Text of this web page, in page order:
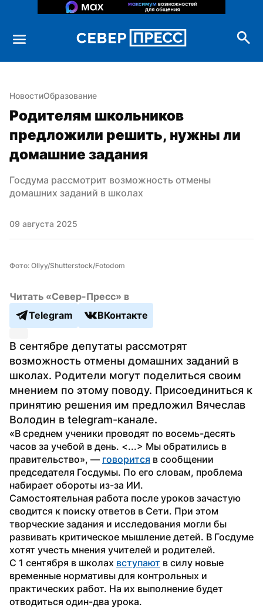
НовостиОбразование
Родителям школьников
предложили решить, нужны ли
домашние задания
Госдума рассмотрит возможность отмены
домашних заданий в школах
09 августа 2025
Фото: Ollyy/Shutterstock/Fotodom
Читать «Север-Пресс» в
Telegram
ВКонтакте
В сентябре депутаты рассмотрят
возможность отмены домашних заданий в
школах. Родители могут поделиться своим
мнением по этому поводу. Присоединиться к
принятию решения им предложил Вячеслав
Володин в telegram-канале.
«В среднем ученики проводят по восемь-десять
часов за учебой в день. <...> Мы обратились в
правительство», — говорится в сообщении
председателя Госдумы. По его словам, проблема
набирает обороты из-за ИИ.
Самостоятельная работа после уроков зачастую
сводится к поиску ответов в Сети. При этом
творческие задания и исследования могли бы
развивать критическое мышление детей. В Госдуме
хотят учесть мнения учителей и родителей.
С 1 сентября в школах вступают в силу новые
временные нормативы для контрольных и
практических работ. На их выполнение будет
отводиться один-два урока.